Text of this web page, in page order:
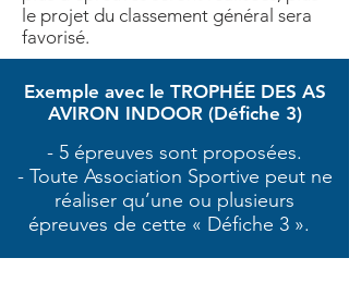
le projet du classement général sera
favorisé.
Exemple avec le TROPHÉE DES AS
AVIRON INDOOR (Défiche 3)
- 5 épreuves sont proposées.
- Toute Association Sportive peut ne
réaliser qu’une ou plusieurs
épreuves de cette « Défiche 3 ». ​​